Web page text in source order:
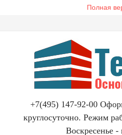
Полная
+7(495) 147-92-00
круглосуточно. Режим
Воскресенье